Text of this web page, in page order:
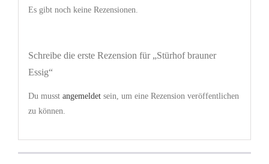
Es gibt noch keine Rezensionen.
Schreibe die erste Rezension für „Stürhof brauner
Essig“
Du musst angemeldetsein, um eine Rezension veröffentlichen
zu können.